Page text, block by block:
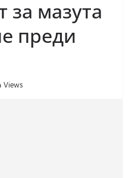
за мазута
преди
Views